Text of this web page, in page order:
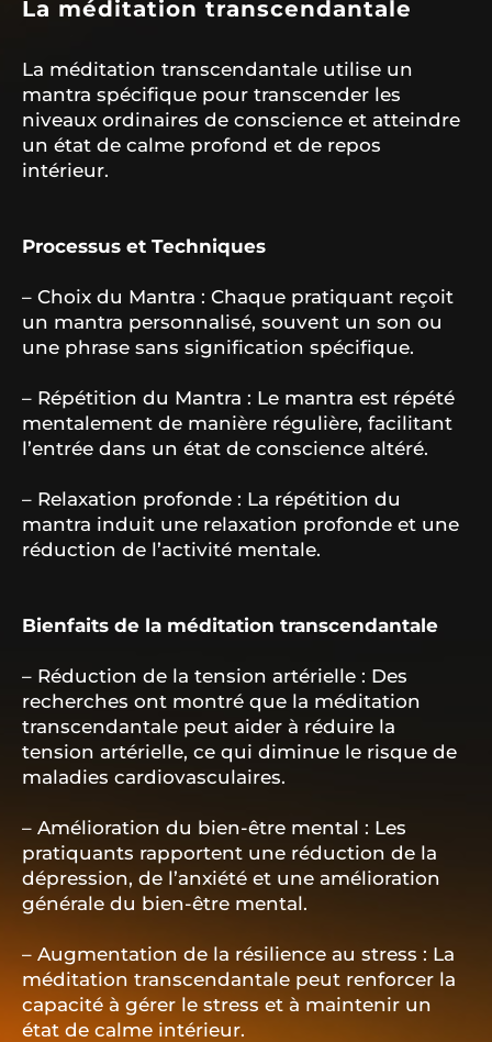
La méditation transcendantale
La méditation transcendantale utilise un
mantra spécifique pour transcender les
niveaux ordinaires de conscience et atteindre
un état de calme profond et de repos
intérieur.
Processus et Techniques
– Choix du Mantra : Chaque pratiquant reçoit
un mantra personnalisé, souvent un son ou
une phrase sans signification spécifique.
– Répétition du Mantra : Le mantra est répété
mentalement de manière régulière, facilitant
l’entrée dans un état de conscience altéré.
– Relaxation profonde : La répétition du
mantra induit une relaxation profonde et une
réduction de l’activité mentale.
Bienfaits de la méditation transcendantale
– Réduction de la tension artérielle : Des
recherches ont montré que la méditation
transcendantale peut aider à réduire la
tension artérielle, ce qui diminue le risque de
maladies cardiovasculaires.
– Amélioration du bien-être mental : Les
pratiquants rapportent une réduction de la
dépression, de l’anxiété et une amélioration
générale du bien-être mental.
– Augmentation de la résilience au stress : La
méditation transcendantale peut renforcer la
capacité à gérer le stress et à maintenir un
état de calme intérieur.